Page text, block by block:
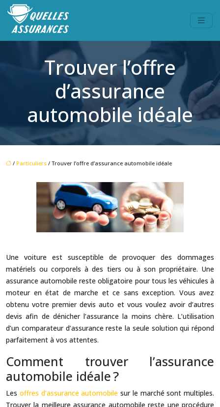
Trouver l’offre
d’assurance
automobile idéale
/ Particuliers / Trouver l’offre d’assurance automobile idéale
Une voiture est susceptible de provoquer des dommages
matériels ou corporels à des tiers ou à son propriétaire. Une
assurance automobile reste obligatoire pour tous les véhicules à
moteur en état de marche et ce sans exception. Vous avez
obtenu votre premier devis auto et vous voulez avoir d’autres
devis afin de dénicher l’assurance la moins chère. L’utilisation
d’un comparateur d’assurance reste la seule solution qui répond
parfaitement à vos attentes.
Comment trouver l’assurance
automobile idéale ?
Les offres d’assurance automobile sur le marché sont multiples.
Trouver la meilleure assurance automobile reste une procédure